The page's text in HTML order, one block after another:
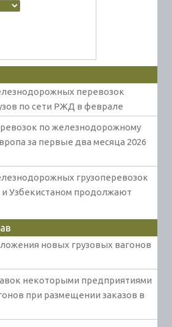
перевозок
по сети РЖД в феврале
по железнодорожному
за первые два месяца 2026
грузоперевозок
Узбекистаном продолжают
новых грузовых вагонов
некоторыми предприятиями
при размещении заказов в